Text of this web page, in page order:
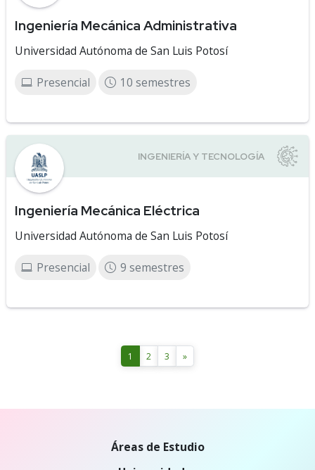
Ingeniería Mecánica Administrativa
Universidad Autónoma de San Luis Potosí
Presencial 10 semestres
Ingeniería Mecánica Eléctrica
Universidad Autónoma de San Luis Potosí
Presencial 9 semestres
1 2 3 »
Áreas de Estudio